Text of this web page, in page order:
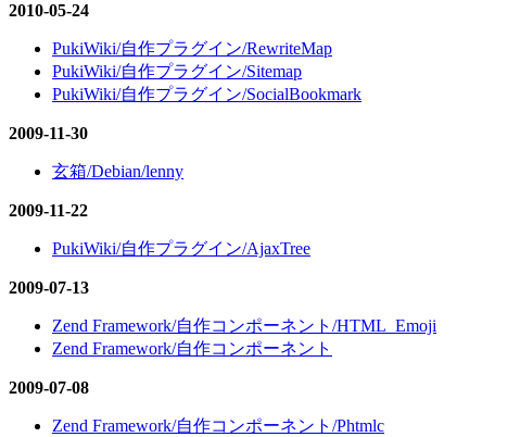
2010-05-24
PukiWiki/自作プラグイン/RewriteMap
PukiWiki/自作プラグイン/Sitemap
PukiWiki/自作プラグイン/SocialBookmark
2009-11-30
玄箱/Debian/lenny
2009-11-22
PukiWiki/自作プラグイン/AjaxTree
2009-07-13
Zend Framework/自作コンポーネント/HTML_Emoji
Zend Framework/自作コンポーネント
2009-07-08
Zend Framework/自作コンポーネント/Phtmlc